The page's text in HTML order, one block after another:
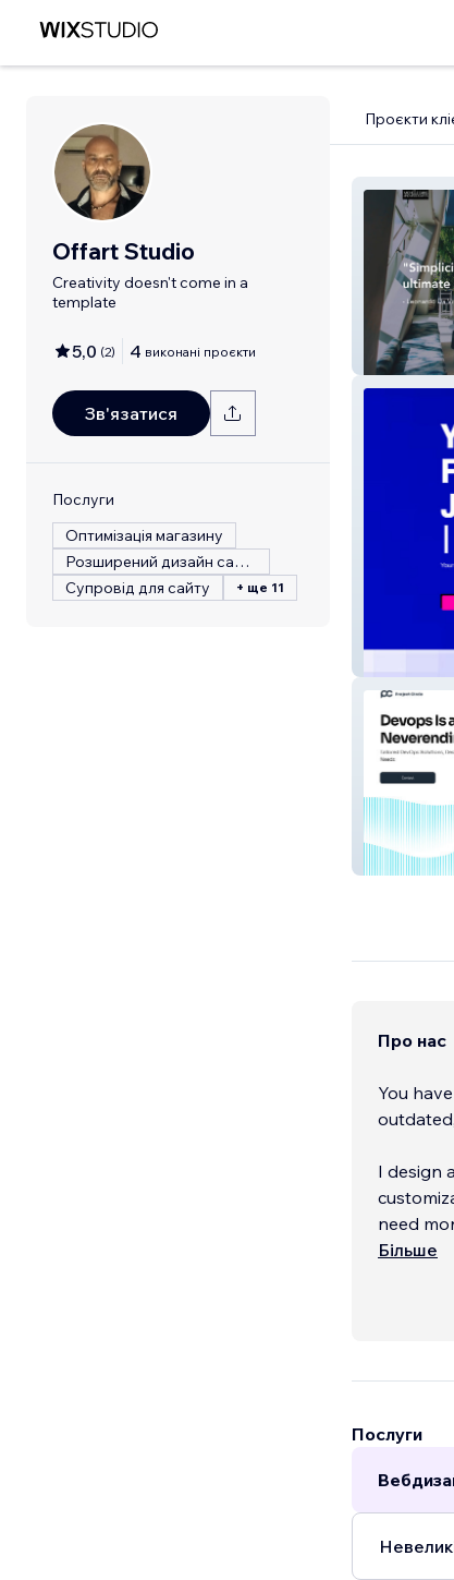
Offart Studio
Creativity doesn't come in a
template
5,0 (2) 4 виконані проєкти
Зв'язатися
Послуги
Оптимізація магазину
Розширений дизайн сайту
Супровід для сайту
+ ще 11
Проєкти
MEA
Project
Про нас
You
I design
need
Більше
Послуги